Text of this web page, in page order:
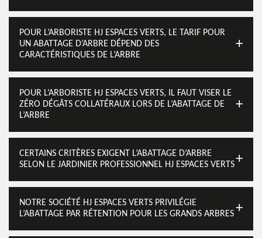
POUR L’ARBORISTE HJ ESPACES VERTS, LE TARIF POUR
UN ABATTAGE D’ARBRE DÉPEND DES
CARACTÉRISTIQUES DE L’ARBRE
POUR L’ARBORISTE HJ ESPACES VERTS, IL FAUT VISER LE
ZÉRO DÉGÂTS COLLATÉRAUX LORS DE L’ABATTAGE DE
L’ARBRE
CERTAINS CRITÈRES EXIGENT L’ABATTAGE D’ARBRE
SELON LE JARDINIER PROFESSIONNEL HJ ESPACES VERTS
NOTRE SOCIÉTÉ HJ ESPACES VERTS PRIVILÉGIE
L’ABATTAGE PAR RÉTENTION POUR LES GRANDS ARBRES